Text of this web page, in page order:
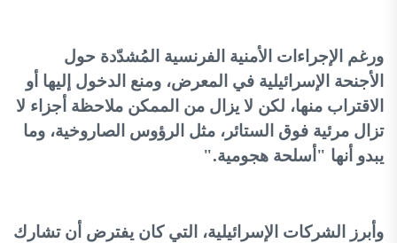
ورغم الإجراءات الأمنية الفرنسية المُشدّدة حول
الأجنحة الإسرائيلية في المعرض، ومنع الدخول إليها أو
الاقتراب منها، لكن لا يزال من الممكن ملاحظة أجزاء لا
تزال مرئية فوق الستائر، مثل الرؤوس الصاروخية، وما
يبدو أنها "أسلحة هجومية".
وأبرز الشركات الإسرائيلية، التي كان يفترض أن تشارك